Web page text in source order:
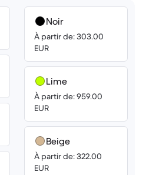
Noir
À partir de: 303.00
EUR
Lime
À partir de: 959.00
EUR
Beige
À partir de: 322.00
EUR